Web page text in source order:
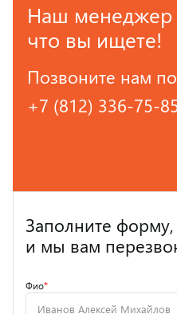
Наш менеджер
что вы ищете!
Позвоните нам
+7 (812) 336-75-
Заполните форму,
и мы вам
Фио*